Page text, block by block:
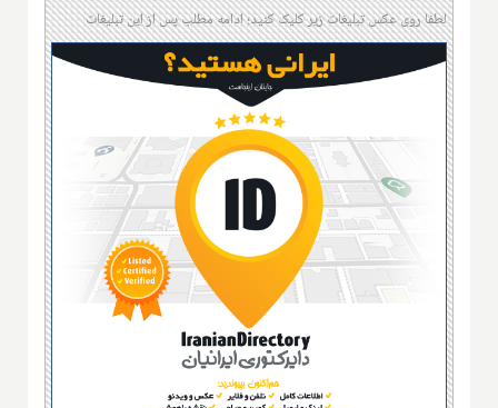
لطفا روی عکس تبلیغات زیر کلیک کنید؛ ادامه مطلب پس از این تبلیغات